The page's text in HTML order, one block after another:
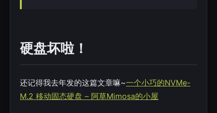
硬盘坏啦！
还记得我去年发的这篇文章嘛~一个小巧的NVMe-
M.2 移动固态硬盘 – 阿草Mimosa的小屋